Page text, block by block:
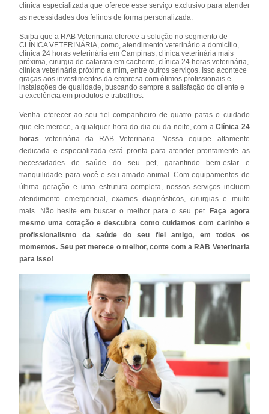
clínica especializada que oferece esse serviço exclusivo para atender
as necessidades dos felinos de forma personalizada.
Saiba que a RAB Veterinaria oferece a solução no segmento de
CLÍNICA VETERINÁRIA, como, atendimento veterinário a domicílio,
clínica 24 horas veterinária em Campinas, clínica veterinária mais
próxima, cirurgia de catarata em cachorro, clínica 24 horas veterinária,
clínica veterinária próximo a mim, entre outros serviços. Isso acontece
graças aos investimentos da empresa com ótimos profissionais e
instalações de qualidade, buscando sempre a satisfação do cliente e
a excelência em produtos e trabalhos.
Venha oferecer ao seu fiel companheiro de quatro patas o cuidado
que ele merece, a qualquer hora do dia ou da noite, com aClínica 24
horas
veterinária da RAB Veterinaria. Nossa equipe altamente
dedicada e especializada está pronta para atender prontamente as
necessidades de saúde do seu pet, garantindo bem-estar e
tranquilidade para você e seu amado animal. Com equipamentos de
última geração e uma estrutura completa, nossos serviços incluem
atendimento emergencial, exames diagnósticos, cirurgias e muito
mais. Não hesite em buscar o melhor para o seu pet.Faça agora
mesmo uma cotação e descubra como cuidamos com carinho e
profissionalismo da saúde do seu fiel amigo, em todos os
momentos. Seu pet merece o melhor, conte com a RAB Veterinaria
para isso!